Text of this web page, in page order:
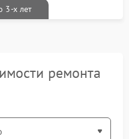
3-х лет
ремонта